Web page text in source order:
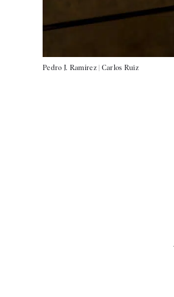
Pedro J. Ramírez | Carlos Ruiz